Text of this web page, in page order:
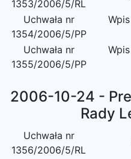
1353/2006/5/RL
Uchwała nr
1354/2006/5/PP
Uchwała nr
1355/2006/5/PP
2006-10-24 -
Rady
Uchwała nr
1356/2006/5/RL